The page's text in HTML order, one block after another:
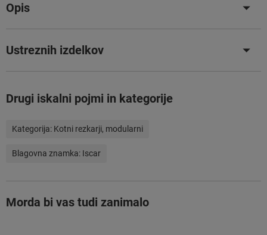
Opis
Ustreznih izdelkov
Drugi iskalni pojmi in kategorije
Kategorija: Kotni rezkarji, modularni
Blagovna znamka: Iscar
Morda bi vas tudi zanimalo